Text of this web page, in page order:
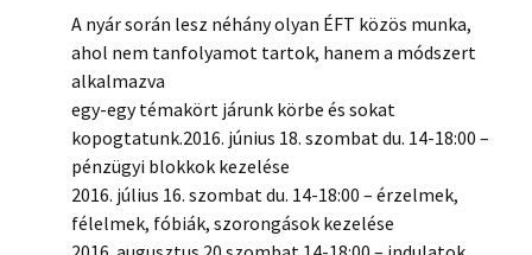
A nyár során lesz néhány olyan ÉFT közös munka,
ahol nem tanfolyamot tartok, hanem a módszert
alkalmazva
egy-egy témakört járunk körbe és sokat
kopogtatunk.2016. június 18. szombat du. 14-18:00 –
pénzügyi blokkok kezelése
2016. július 16. szombat du. 14-18:00 – érzelmek,
félelmek, fóbiák, szorongások kezelése